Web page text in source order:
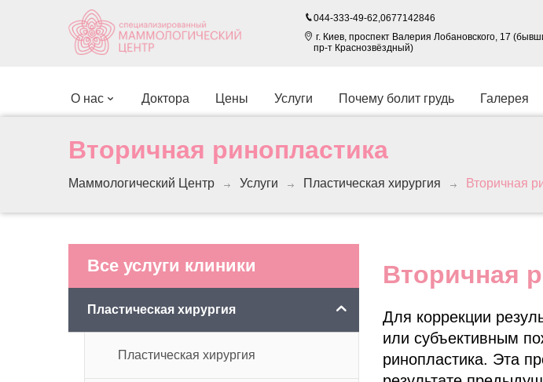
044-333-49-62,0677142846
г. Киев, проспект Валерия Лобановского, 17
пр-т Краснозвёздный)
O нас Доктора Цены Услуги Почему болит грудь Галерея
Вторичная ринопластика
Маммологический Центр Услуги Пластическая хирургия Вторичная
Все услуги клиники
Пластическая хирургия
Пластическая хирургия
Вторичная
Для коррекции
или субъективным
ринопластика. Эта